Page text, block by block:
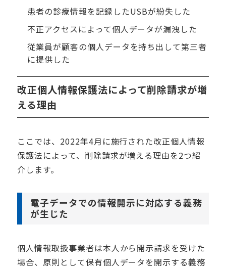
患者の診療情報を記録したUSBが紛失した
不正アクセスによって個人データが漏洩した
従業員が顧客の個人データを持ち出して第三者
に提供した
改正個人情報保護法によって削除請求が増
える理由
ここでは、 2022年4月に施行された改正個人情報
保護法によって、削除請求が増える理由を2つ紹
介します。
電子データでの情報開示に対応する義務
が生じた
個人情報取扱事業者は本人から開示請求を受けた
場合、原則として保有個人データを開示する義務